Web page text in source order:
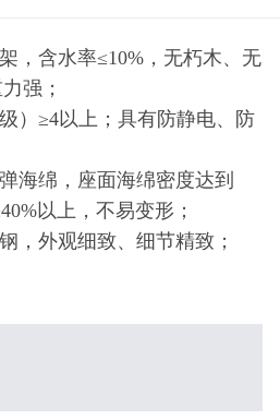
，含水率≤10%，无朽木、无
强；
）≥4以上；具有防静电、防
海绵，座面海绵密度达到
以上，不易变形；
，外观细致、细节精致；